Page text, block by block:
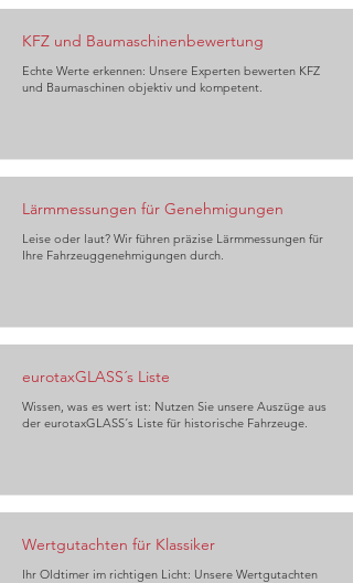
KFZ und Baumaschinenbewertung
Echte Werte erkennen: Unsere Experten bewerten KFZ
und Baumaschinen objektiv und kompetent.
Lärmmessungen für Genehmigungen
Leise oder laut? Wir führen präzise Lärmmessungen für
Ihre Fahrzeuggenehmigungen durch.
eurotaxGLASS´s Liste
Wissen, was es wert ist: Nutzen Sie unsere Auszüge aus
der eurotaxGLASS´s Liste für historische Fahrzeuge.
Wertgutachten für Klassiker
Ihr Oldtimer im richtigen Licht: Unsere Wertgutachten